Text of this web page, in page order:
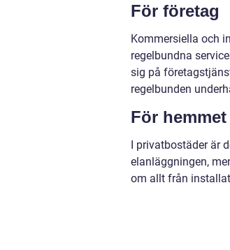
För företag
Kommersiella och
regelbundna
sig på
regelbunden
För hemmet
I privatbostäder är
elanläggningen,
om allt från